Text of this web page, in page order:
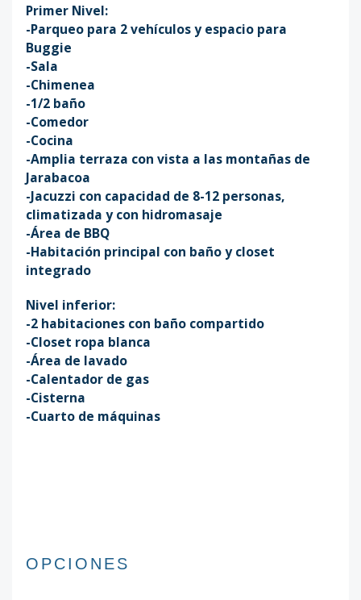
Primer Nivel:
-Parqueo para 2 vehículos y espacio para
Buggie
-Sala
-Chimenea
-1/2 baño
-Comedor
-Cocina
-Amplia terraza con vista a las montañas de
Jarabacoa
-Jacuzzi con capacidad de 8-12 personas,
climatizada y con hidromasaje
-Área de BBQ
-Habitación principal con baño y closet
integrado
Nivel inferior:
-2 habitaciones con baño compartido
-Closet ropa blanca
-Área de lavado
-Calentador de gas
-Cisterna
-Cuarto de máquinas
OPCIONES